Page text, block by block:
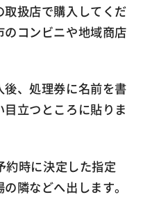
扱店で購入してくだ
コンビニや地域商店
、処理券に名前を書
立つところに貼りま
時に決定した指定
隣などへ出します。